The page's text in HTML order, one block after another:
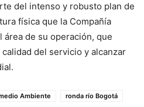
del intenso y robusto plan de
física que la Compañía
de su operación, que
del servicio y alcanzar
Ambiente
ronda río Bogotá